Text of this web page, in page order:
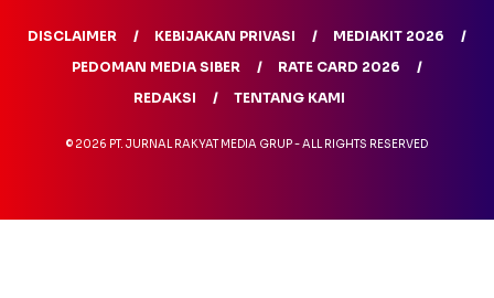
DISCLAIMER KEBIJAKAN PRIVASI
MEDIAKIT 2026
PEDOMAN MEDIA SIBER
RATE CARD 2026
REDAKSI
TENTANG KAMI
© 2026 PT. JURNAL RAKYAT MEDIA GRUP - ALL RIGHTS RESERVED